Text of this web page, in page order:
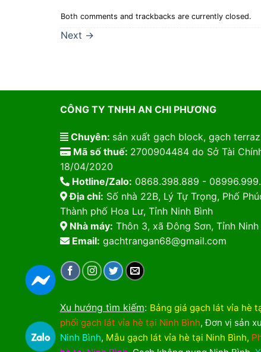
Both comments and trackbacks are currently closed.
Next →
CÔNG TY TNHH AN CHI PHƯƠNG
Chuyên: sản xuất gạch block, gạch
Mã số thuế: 2700904484 do Sở Tài
18/04/2020
Hotline/Zalo: 0868.398.889 -
Địa chỉ: Số nhà 22B, Lý Tự Trọng, Phố
Thành phố Hoa Lư, Tỉnh Ninh Bình
Nhà máy: Thôn 3, xã Đông Sơn, Tỉnh Ninh
Email: gachtrangan68@gmail.com
Xu hướng tìm kiếm: Bảng giá gạch lát vỉa hè
phối gạch lát vỉa hè tại Ninh Bình,Đơn vị sản
Ninh Bình, Mẫu gạch lát vỉa hè tại Ninh Bình,